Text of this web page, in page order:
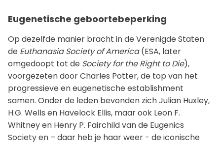
Eugenetische geboortebeperking
Op dezelfde manier bracht in de Verenigde Staten
de Euthanasia Society of America(ESA, later
omgedoopt tot de Society for the Right to Die),
voorgezeten door Charles Potter, de top van het
progressieve en eugenetische establishment
samen. Onder de leden bevonden zich Julian Huxley,
H.G. Wells en Havelock Ellis, maar ook Leon F.
Whitney en Henry P. Fairchild van de Eugenics
Society en – daar heb je haar weer - de iconische